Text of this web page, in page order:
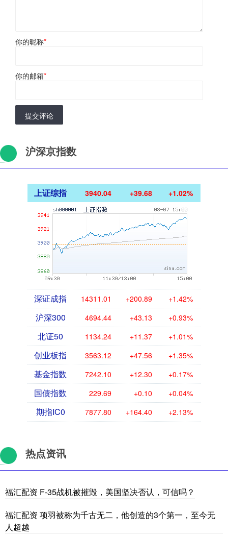
你的昵称*
你的邮箱*
提交评论
沪深京指数
上证综指 3940.04 +39.68 +1.02%
深证成指 14311.01 +200.89 +1.42%
沪深300 4694.44 +43.13 +0.93%
北证50 1134.24 +11.37 +1.01%
创业板指 3563.12 +47.56 +1.35%
基金指数 7242.10 +12.30 +0.17%
国债指数 229.69 +0.10 +0.04%
期指IC0 7877.80 +164.40 +2.13%
热点资讯
福汇配资 F-35战机被摧毁，美国坚决否认，可信吗？
福汇配资 项羽被称为千古无二，他创造的3个第一，至今无
人超越